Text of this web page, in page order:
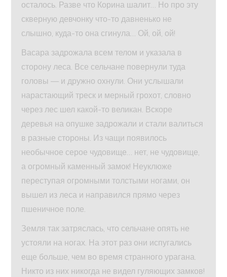
осталось. Разве что Корина шалит… Но про эту
скверную девчонку что-то давненько не
слышно, куда-то она сгинула… Ой, ой, ой!
Васара задрожала всем телом и указала в
сторону леса. Все сельчане повернули туда
головы — и дружно охнули. Они услышали
нарастающий треск и мерный грохот, словно
через лес шел какой-то великан. Вскоре
деревья на опушке задрожали и стали валиться
в разные стороны. Из чащи появилось
необычное серое чудовище… нет, не чудовище,
а огромный каменный замок! Неуклюже
переступая огромными толстыми ногами, он
вышел из леса и направился прямо через
пшеничное поле.
Земля так затряслась, что сельчане опять не
устояли на ногах. На этот раз они испугались
еще больше, чем во время странного урагана.
Никто из них никогда не видел гуляющих замков!